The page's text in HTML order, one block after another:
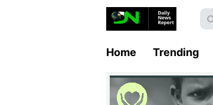
Home Trending